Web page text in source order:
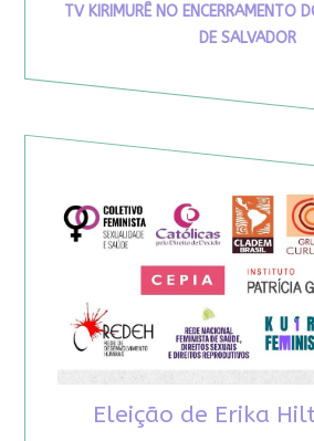
TV KIRIMURÊ NO ENCERRAMENTO
DE SALVADOR
Eleição de Erika